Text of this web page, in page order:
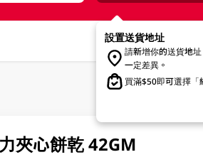
設置送貨地址
請新增你的送貨地
一定差異。
買滿$50即可選擇「
夾心餅乾 42GM